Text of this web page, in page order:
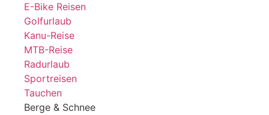
E-Bike Reisen
Golfurlaub
Kanu-Reise
MTB-Reise
Radurlaub
Sportreisen
Tauchen
Berge & Schnee